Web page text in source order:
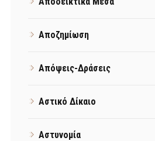
Αποζημίωση
Απόψεις-Δράσεις
Αστικό Δίκαιο
Αστυνομία